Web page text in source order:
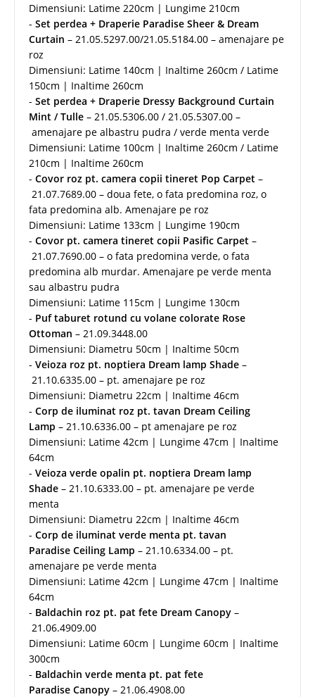
Dimensiuni: Latime 220cm | Lungime 210cm
- Set perdea + Draperie Paradise Sheer & Dream
Curtain – 21.05.5297.00/21.05.5184.00 – amenajare pe
roz
Dimensiuni: Latime 140cm | Inaltime 260cm / Latime
150cm | Inaltime 260cm
- Set perdea + Draperie Dressy Background Curtain
Mint / Tulle – 21.05.5306.00 / 21.05.5307.00 –
amenajare pe albastru pudra / verde menta verde
Dimensiuni: Latime 100cm | Inaltime 260cm / Latime
210cm | Inaltime 260cm
- Covor roz pt. camera copii tineret Pop Carpet –
21.07.7689.00 – doua fete, o fata predomina roz, o
fata predomina alb. Amenajare pe roz
Dimensiuni: Latime 133cm | Lungime 190cm
- Covor pt. camera tineret copii Pasific Carpet –
21.07.7690.00 – o fata predomina verde, o fata
predomina alb murdar. Amenajare pe verde menta
sau albastru pudra
Dimensiuni: Latime 115cm | Lungime 130cm
- Puf taburet rotund cu volane colorate Rose
Ottoman – 21.09.3448.00
Dimensiuni: Diametru 50cm | Inaltime 50cm
- Veioza roz pt. noptiera Dream lamp Shade –
21.10.6335.00 – pt. amenajare pe roz
Dimensiuni: Diametru 22cm | Inaltime 46cm
- Corp de iluminat roz pt. tavan Dream Ceiling
Lamp – 21.10.6336.00 – pt amenajare pe roz
Dimensiuni: Latime 42cm | Lungime 47cm | Inaltime
64cm
- Veioza verde opalin pt. noptiera Dream lamp
Shade – 21.10.6333.00 – pt. amenajare pe verde
menta
Dimensiuni: Diametru 22cm | Inaltime 46cm
- Corp de iluminat verde menta pt. tavan
Paradise Ceiling Lamp – 21.10.6334.00 – pt.
amenajare pe verde menta
Dimensiuni: Latime 42cm | Lungime 47cm | Inaltime
64cm
- Baldachin roz pt. pat fete Dream Canopy –
21.06.4909.00
Dimensiuni: Latime 60cm | Lungime 60cm | Inaltime
300cm
- Baldachin verde menta pt. pat fete
Paradise Canopy – 21.06.4908.00